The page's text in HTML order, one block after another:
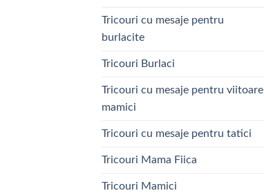
Tricouri cu mesaje pentru
burlacite
Tricouri Burlaci
Tricouri cu mesaje pentru viitoare
mamici
Tricouri cu mesaje pentru tatici
Tricouri Mama Fiica
Tricouri Mamici